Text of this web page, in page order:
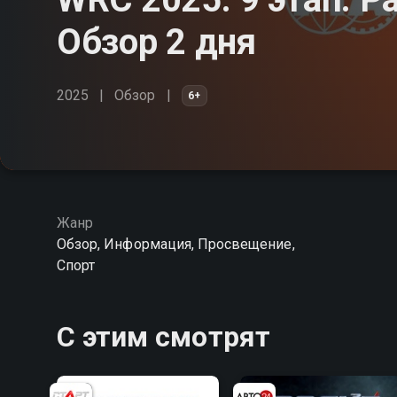
Обзор 2 дня
2025 Обзор 6+
Жанр
Обзор, Информация, Просвещение,
Спорт
С этим смотрят